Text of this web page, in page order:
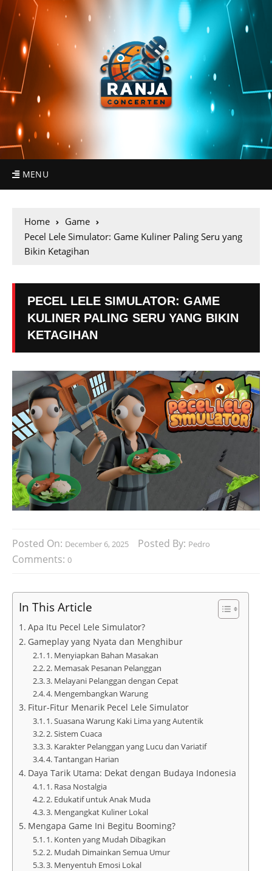
MENU
Home
Game
Pecel Lele Simulator: Game Kuliner Paling Seru yang
Bikin Ketagihan
PECEL LELE SIMULATOR: GAME
KULINER PALING SERU YANG BIKIN
KETAGIHAN
Posted On: December 6, 2025 Posted By: Pedro
Comments: 0
In This Article
Apa Itu Pecel Lele Simulator?
Gameplay yang Nyata dan Menghibur
1. Menyiapkan Bahan Masakan
2. Memasak Pesanan Pelanggan
3. Melayani Pelanggan dengan Cepat
4. Mengembangkan Warung
Fitur-Fitur Menarik Pecel Lele Simulator
1. Suasana Warung Kaki Lima yang Autentik
2. Sistem Cuaca
3. Karakter Pelanggan yang Lucu dan Variatif
4. Tantangan Harian
Daya Tarik Utama: Dekat dengan Budaya Indonesia
1. Rasa Nostalgia
2. Edukatif untuk Anak Muda
3. Mengangkat Kuliner Lokal
Mengapa Game Ini Begitu Booming?
1. Konten yang Mudah Dibagikan
2. Mudah Dimainkan Semua Umur
3. Menyentuh Emosi Lokal